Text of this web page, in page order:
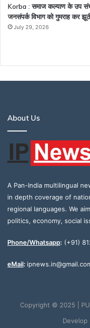
Korba : समाज कल्याण के उप
जनसंपर्क विभाग को गुमराह कर
July 29, 2026
About Us
A Pan-India multilingual
in depth coverage of
regional languages. We
politics, economy, social
Phone/Whatsapp: (+91)
eMail:
Copyright © 2025 |
Develop